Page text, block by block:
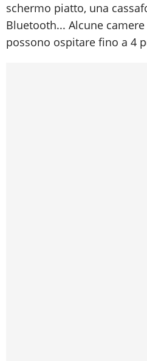
schermo piatto, una
Bluetooth... Alcune
possono ospitare fino a 4